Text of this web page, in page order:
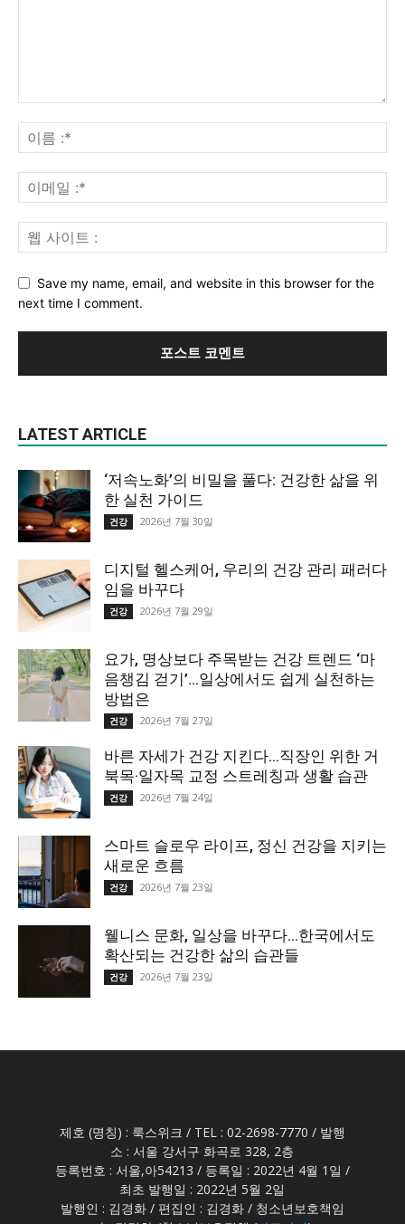
Save my name, email, and website in this browser for the
next time I comment.
LATEST ARTICLE
‘저속노화’의 비밀을 풀다: 건강한 삶을 위
한 실천 가이드
건강 2026년 7월 30일
디지털 헬스케어, 우리의 건강 관리 패러다
임을 바꾸다
건강 2026년 7월 29일
요가, 명상보다 주목받는 건강 트렌드 ‘마
음챙김 걷기’…일상에서도 쉽게 실천하는
방법은
건강 2026년 7월 27일
바른 자세가 건강 지킨다…직장인 위한 거
북목·일자목 교정 스트레칭과 생활 습관
건강 2026년 7월 24일
스마트 슬로우 라이프, 정신 건강을 지키는
새로운 흐름
건강 2026년 7월 23일
웰니스 문화, 일상을 바꾸다…한국에서도
확산되는 건강한 삶의 습관들
건강 2026년 7월 23일
제호 (명칭) : 룩스위크 / TEL : 02-2698-7770 / 발행
소 : 서울 강서구 화곡로 328, 2층
등록번호 : 서울,아54213 / 등록일 : 2022년 4월 1일 /
최초 발행일 : 2022년 5월 2일
발행인 : 김경화 / 편집인 : 김경화 / 청소년보호책임